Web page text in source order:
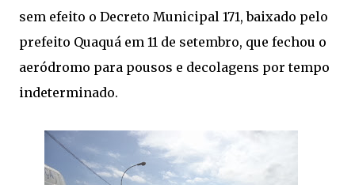
sem efeito o Decreto Municipal 171, baixado pelo
prefeito Quaquá em 11 de setembro, que fechou o
aeródromo para pousos e decolagens por tempo
indeterminado.